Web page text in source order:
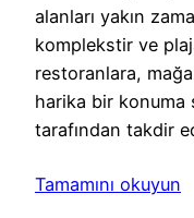
alanları yakın
komplekstir ve
restoranlara,
harika bir konuma
tarafından takdir
Tamamını okuyun